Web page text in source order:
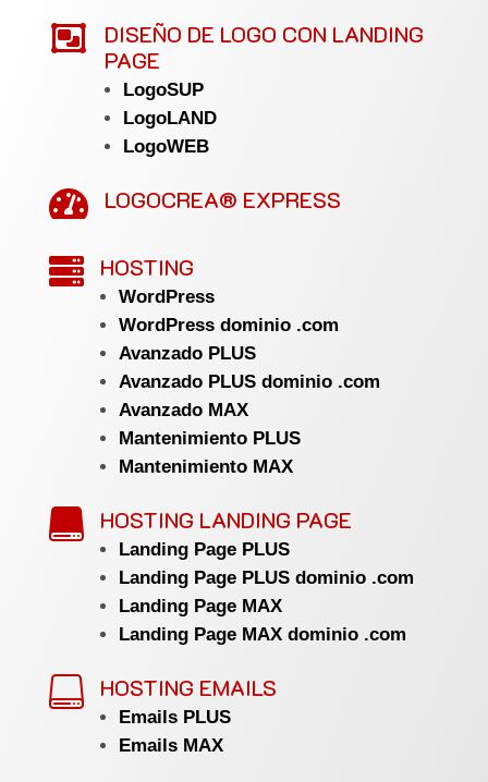

DISEÑO DE LOGO CON LANDING
PAGE
LogoSUP
LogoLAND
LogoWEB
 LOGOCREA® EXPRESS
 HOSTING
WordPress
WordPress dominio .com
Avanzado PLUS
Avanzado PLUS dominio .com
Avanzado MAX
Mantenimiento PLUS
Mantenimiento MAX
 HOSTING LANDING PAGE
Landing Page PLUS
Landing Page PLUS dominio .com
Landing Page MAX
Landing Page MAX dominio .com
 HOSTING EMAILS
Emails PLUS
Emails MAX